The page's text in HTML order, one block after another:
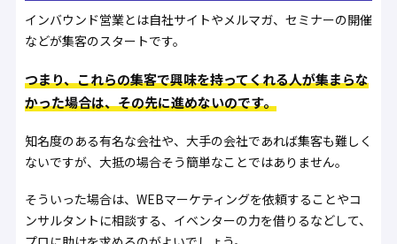
インバウンド営業とは自社サイトやメルマガ、セミナーの開催
などが集客のスタートです。
つまり、これらの集客で興味を持ってくれる人が集まらな
かった場合は、その先に進めないのです。
知名度のある有名な会社や、大手の会社であれば集客も難しく
ないですが、大抵の場合そう簡単なことではありません。
そういった場合は、WEBマーケティングを依頼することやコ
ンサルタントに相談する、イベンターの力を借りるなどして、